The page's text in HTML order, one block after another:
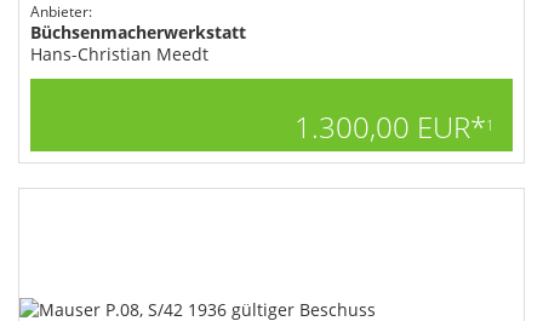
Anbieter:
Büchsenmacherwerkstatt
Hans-Christian Meedt
1.300,00 EUR*1